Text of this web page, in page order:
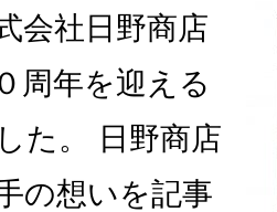
会社日野商店
周年を迎える
た。 日野商店
の想いを記事